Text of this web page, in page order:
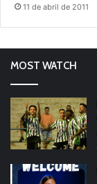
11 de abril de 2011
MOST WATCH